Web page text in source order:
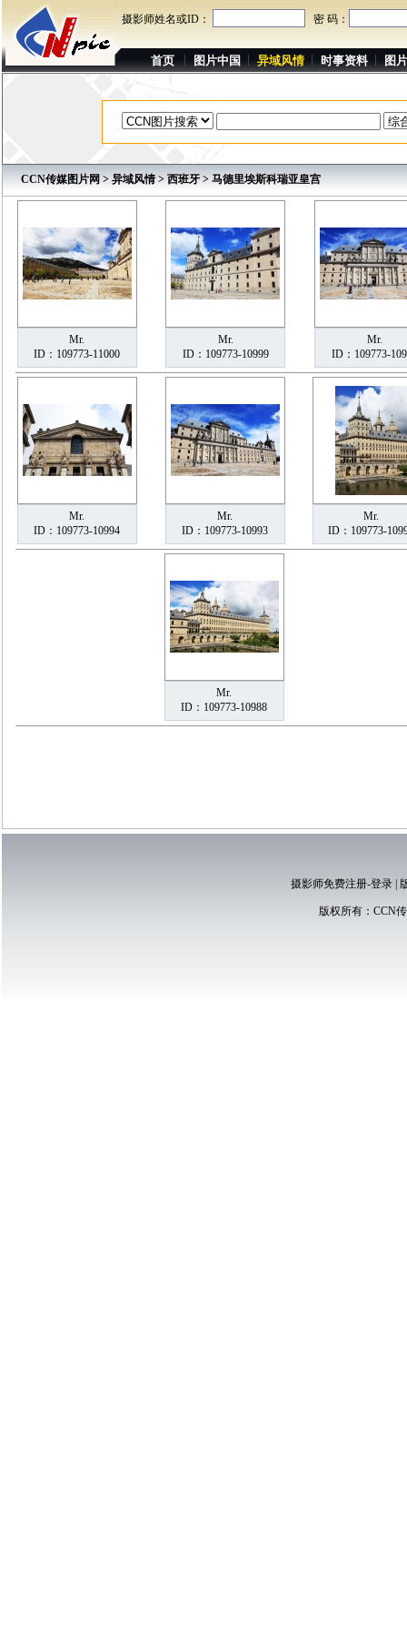
摄影师姓名或ID： 密 码：
首页 图片中国 异域风情 时事资料 图
CCN传媒图片网 > 异域风情> 西班牙 > 马德里埃斯科瑞亚皇宫
Mr.
ID：109773-11000
Mr.
ID：109773-10999
Mr.
ID：109773-
Mr.
ID：109773-10994
Mr.
ID：109773-10993
Mr.
ID：109773-
Mr.
ID：109773-10988
摄影师免费注册-登录|
版权所有： CCN